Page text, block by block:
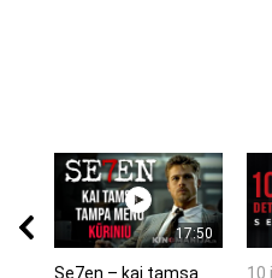
17:50
Se7en – kai tamsa
10